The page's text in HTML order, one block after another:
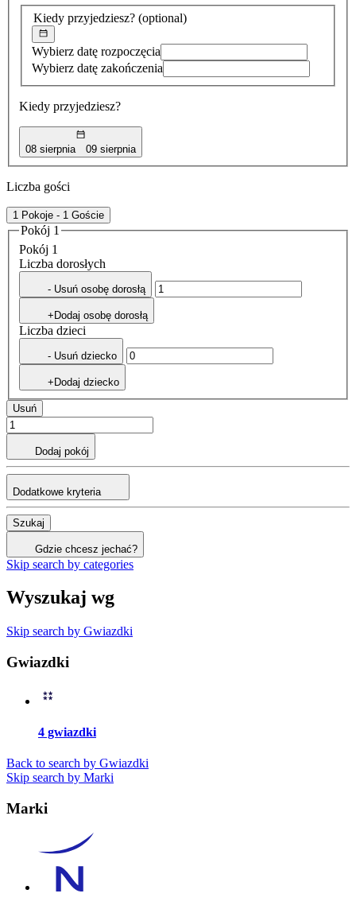
znaleziona
Kiedy przyjedziesz? (optional)
Wybierz datę rozpoczęcia
Wybierz datę zakończenia
Kiedy przyjedziesz?
08 sierpnia 09 sierpnia
Liczba gości
1 Pokoje - 1 Goście
Pokój 1
Pokój 1
Liczba dorosłych
- Usuń osobę dorosłą
+Dodaj osobę dorosłą
Liczba dzieci
- Usuń dziecko
+Dodaj dziecko
Usuń
Dodaj pokój
Dodatkowe kryteria
Szukaj
Gdzie chcesz jechać?
Skip search by categories
Wyszukaj wg
Skip search by Gwiazdki
Gwiazdki
4 gwiazdki
Back to search by Gwiazdki
Skip search by Marki
Marki